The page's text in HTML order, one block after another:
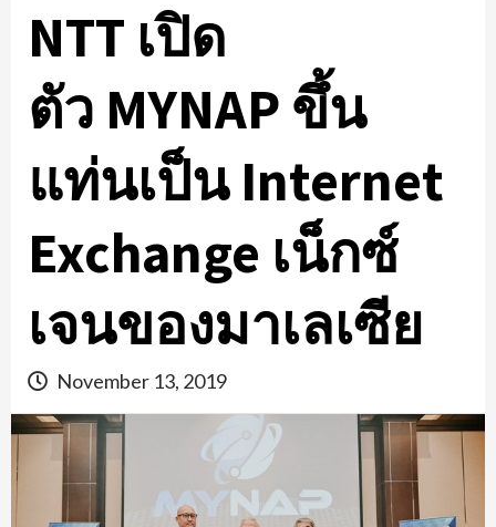
NTT เปิด
ตัว MYNAP ขึ้น
แท่นเป็น Internet
Exchange เน็กซ์
เจนของมาเลเซีย
November 13, 2019